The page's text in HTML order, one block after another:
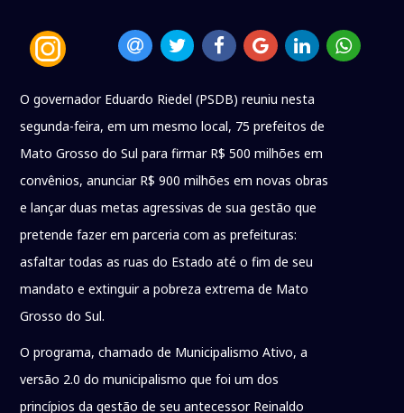
O governador Eduardo Riedel (PSDB) reuniu nesta
segunda-feira, em um mesmo local, 75 prefeitos de
Mato Grosso do Sul para firmar R$ 500 milhões em
convênios, anunciar R$ 900 milhões em novas obras
e lançar duas metas agressivas de sua gestão que
pretende fazer em parceria com as prefeituras:
asfaltar todas as ruas do Estado até o fim de seu
mandato e extinguir a pobreza extrema de Mato
Grosso do Sul.
O programa, chamado de Municipalismo Ativo, a
versão 2.0 do municipalismo que foi um dos
princípios da gestão de seu antecessor Reinaldo